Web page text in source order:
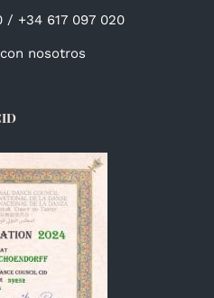
/ +34 617 097 020
nosotros